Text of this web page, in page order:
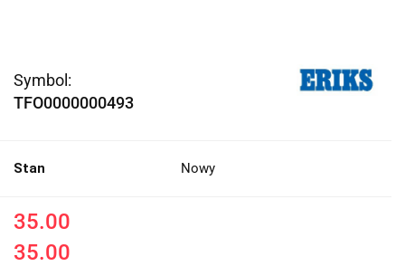
Symbol:
TFO0000000493
Stan Nowy
35.00
35.00